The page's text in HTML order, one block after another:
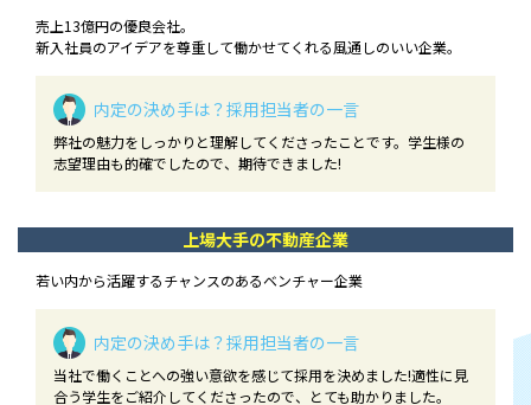
売上13億円の優良会社。
新入社員のアイデアを尊重して働かせてくれる風通しのいい企業。
内定の決め手は？ 採用担当者の一言
弊社の魅力をしっかりと理解してくださったことです。学生様の
志望理由も的確でしたので、期待できました!
上場大手の不動産企業
若い内から活躍するチャンスのあるベンチャー企業
内定の決め手は？ 採用担当者の一言
当社で働くことへの強い意欲を感じて採用を決めました!適性に見
合う学生をご紹介してくださったので、とても助かりました。